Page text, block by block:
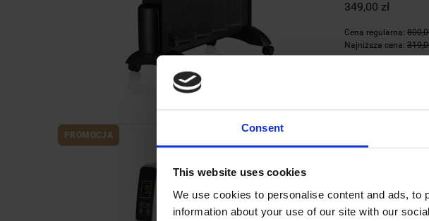
Consent
This website uses cookies
We use cookies to personalise content and ads,
information about your use of our site with our
349,00 zł
Cena regularna:
Najniższa cena:
Grzejnik
Dzięki czterem
rozprowadzanie
PROMOCJA